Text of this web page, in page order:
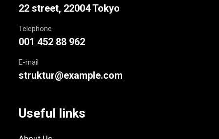
22 street, 22004 Tokyo
Telephone
001 452 88 962
E-mail
struktur@example.com
Useful links